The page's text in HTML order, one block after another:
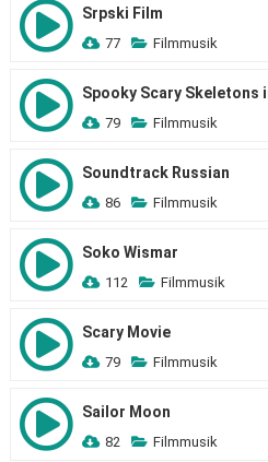
Srpski Film
77 Filmmusik
Spooky Scary Skeletons
79 Filmmusik
Soundtrack Russian
86 Filmmusik
Soko Wismar
112 Filmmusik
Scary Movie
79 Filmmusik
Sailor Moon
82 Filmmusik